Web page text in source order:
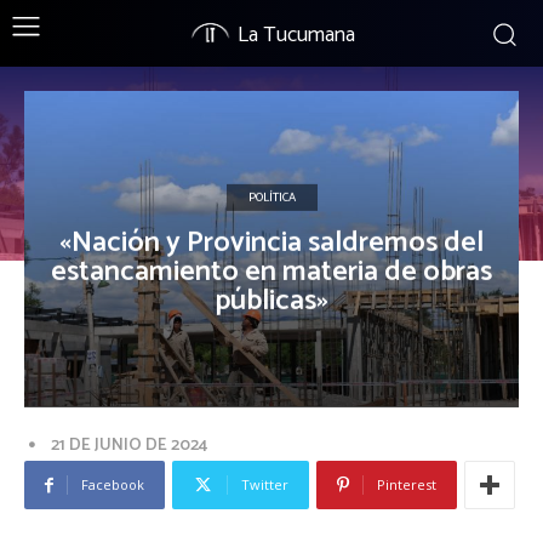
La Tucumana
POLÍTICA
«Nación y Provincia saldremos del
estancamiento en materia de obras
públicas»
21 DE JUNIO DE 2024
Facebook Twitter Pinterest